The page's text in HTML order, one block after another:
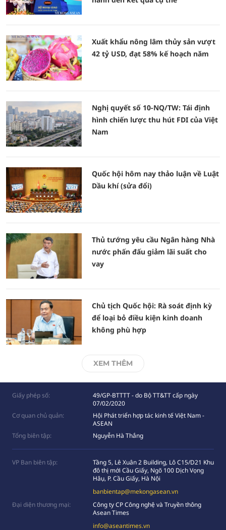
Xuất khẩu nông lâm thủy sản vượt
42 tỷ USD, đạt 58% kế hoạch năm
Nghị quyết số 10-NQ/TW: Tái định
hình chiến lược thu hút FDI của Việt
Nam
Quốc hội hôm nay thảo luận về Luật
Dầu khí (sửa đổi)
Thủ tướng yêu cầu Ngân hàng Nhà
nước phấn đấu giảm lãi suất cho
vay
Chủ tịch Quốc hội: Rà soát định kỳ
để loại bỏ điều kiện kinh doanh
không phù hợp
XEM THÊM
Giấy phép số:
49/GP-BTTTT - do Bộ TT&TT cấp ngày
07/02/2020
Cơ quan chủ quản:
Hội Phát triển hợp tác kinh tế Việt Nam -
ASEAN
Tổng biên tập:
Nguyễn Hà Thắng
VP Ban biên tập:
Tầng 5, Lê Xuân 2 Building, Lô C15/D21 Khu
đô thị mới Cầu Giấy, Ngõ 100 Dịch Vọng
Hâụ, P. Cầu Giấy, Hà Nội
banbientap@mekongasean.vn
Đại diện thương mại:
Công ty CP Công nghệ và Truyền thông
Asean Times
info@aseantimes.vn